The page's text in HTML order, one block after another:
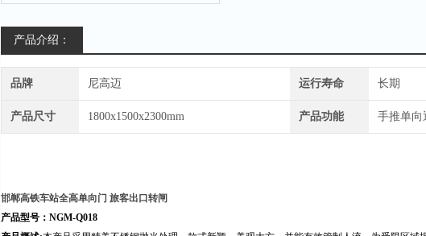
产品介绍：
品牌 尼高迈 运行寿命 长期
产品尺寸 1800x1500x2300mm 产品功能 手推单向
邯郸高铁车站全高单向门 旅客出口转闸
产品型号：NGM-Q018